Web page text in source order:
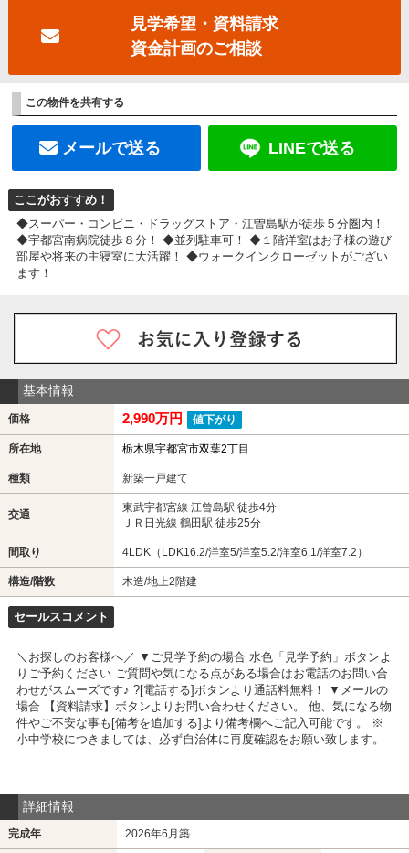
見学希望・資料請求
資金計画のご相談
この物件を共有する
メールで送る LINEで送る
ここがおすすめ！
◆スーパー・コンビニ・ドラッグストア・江曽島駅が徒歩５分圏内！
◆宇都宮南病院徒歩８分！ ◆並列駐車可！ ◆１階洋室はお子様の遊び
部屋や将来の主寝室に大活躍！ ◆ウォークインクローゼットがござい
ます！
基本情報
価格 2,990万円 値下がり
所在地 栃木県宇都宮市双葉2丁目
種類 新築一戸建て
交通
東武宇都宮線 江曾島駅 徒歩4分
ＪＲ日光線 鶴田駅 徒歩25分
間取り 4LDK（LDK16.2/洋室5/洋室5.2/洋室6.1/洋室7.2）
構造/階数 木造/地上2階建
セールスコメント
＼お探しのお客様へ／ ▼ご見学予約の場合 水色「見学予約」ボタンよ
りご予約ください ご質問や気になる点がある場合はお電話のお問い合
わせがスムーズです♪ ?[電話する]ボタンより通話料無料！ ▼メールの
場合 【資料請求】ボタンよりお問い合わせください。 他、気になる物
件やご不安な事も[備考を追加する]より備考欄へご記入可能です。 ※
小中学校につきましては、必ず自治体に再度確認をお願い致します。
詳細情報
完成年 2026年6月築